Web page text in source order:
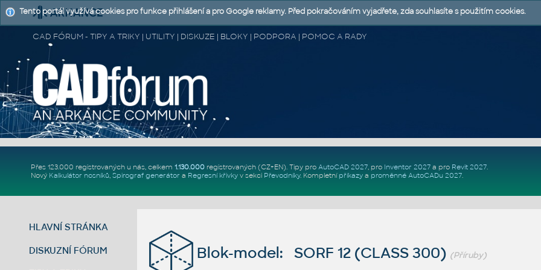
CAD FÓRUM - TIPY A TRIKY | UTILITY | DISKUZE | BLOKY | PODPORA | POMOC A RADY
Přes 123.000 registrovaných u nás, celkem 1.130.000registrovaných (CZ+EN). Tipy pro AutoCAD 2027, pro Inventor 2027a pro Revit 2027.
Nový Kalkulátor nosníků, Spirograf generátor a Regresní křivkyv sekci Převodníky. Kompletní příkazya proměnné AutoCADu 2027.
HLAVNÍ STRÁNKA
DISKUZNÍ FÓRUM Blok-model: SORF 12 (CLASS 300) (Příruby)
Tento portál využívá cookies pro funkce přihlášení a pro Google reklamy. Před pokračováním vyjadřete, zda souhlasíte s použitím cookies.